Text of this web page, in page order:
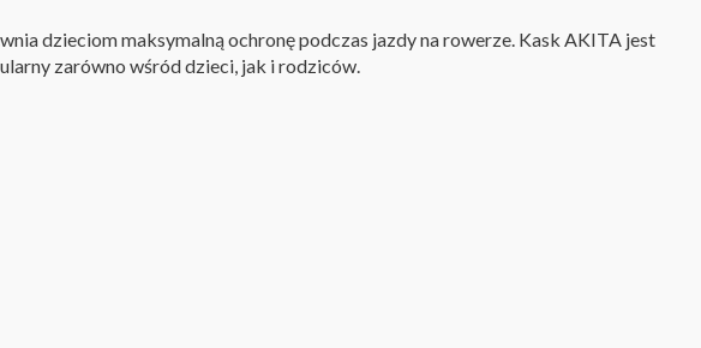
dzieciom maksymalną ochronę podczas jazdy na rowerze. Kask AKITA jest
zarówno wśród dzieci, jak i rodziców.